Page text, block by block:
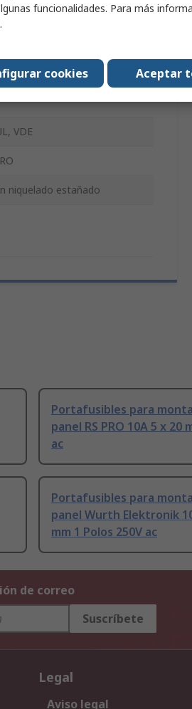
mm
VDE
niquelado estañado
Portafusibles para
panel RS PRO 10A 5 x 20
ac
Portafusibles para
panel Wurth Elektronik
mm 1 Polos 250V ac
de correo
Suscríbete
Legal
Aviso legal
funcionalidades. Para más
.
Aceptar
cookies